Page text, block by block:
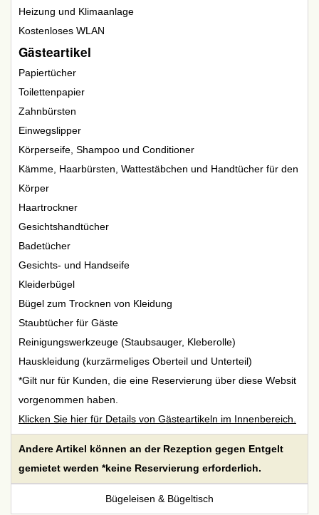
Heizung und Klimaanlage
Kostenloses WLAN
Gästeartikel
Papiertücher
Toilettenpapier
Zahnbürsten
Einwegslipper
Körperseife, Shampoo und Conditioner
Kämme, Haarbürsten, Wattestäbchen und Handtücher für den
Körper
Haartrockner
Gesichtshandtücher
Badetücher
Gesichts- und Handseife
Kleiderbügel
Bügel zum Trocknen von Kleidung
Staubtücher für Gäste
Reinigungswerkzeuge (Staubsauger, Kleberolle)
Hauskleidung (kurzärmeliges Oberteil und Unterteil)
*Gilt nur für Kunden, die eine Reservierung über diese Websit
vorgenommen haben.
Klicken Sie hier für Details von Gästeartikeln im Innenbereich.
Andere Artikel können an der Rezeption gegen Entgelt
gemietet werden *keine Reservierung erforderlich.
Bügeleisen & Bügeltisch